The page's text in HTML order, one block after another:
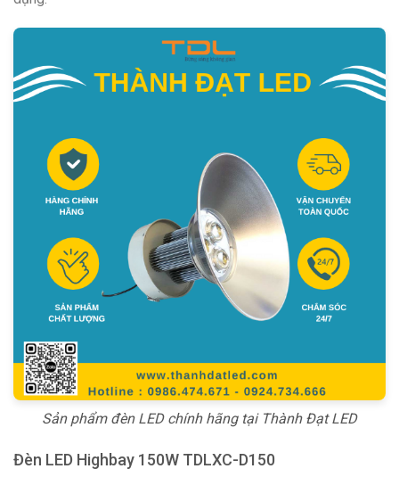
Sản phẩm đèn LED chính hãng tại Thành Đạt LED
Đèn LED Highbay 150W TDLXC-D150